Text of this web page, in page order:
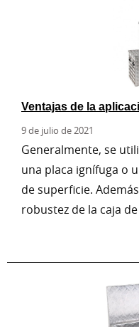
9 de julio de 2021
Generalmente, se
una placa ignífuga o
de superficie.
robustez de la caja